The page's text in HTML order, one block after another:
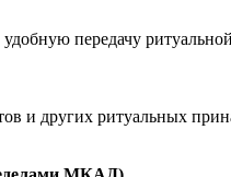
передачу
и других ритуальных